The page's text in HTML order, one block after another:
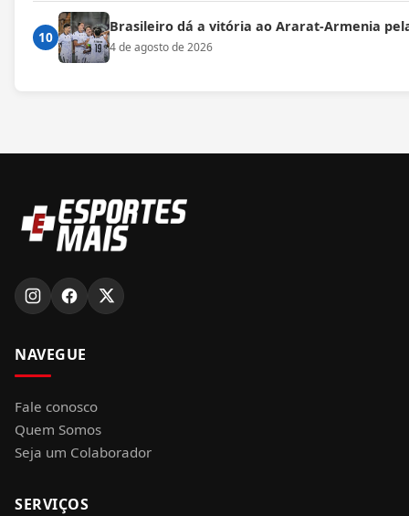
10
Brasileiro dá a vitória ao Ararat-Armenia
4 de agosto de 2026
NAVEGUE
Fale conosco
Quem Somos
Seja um Colaborador
SERVIÇOS